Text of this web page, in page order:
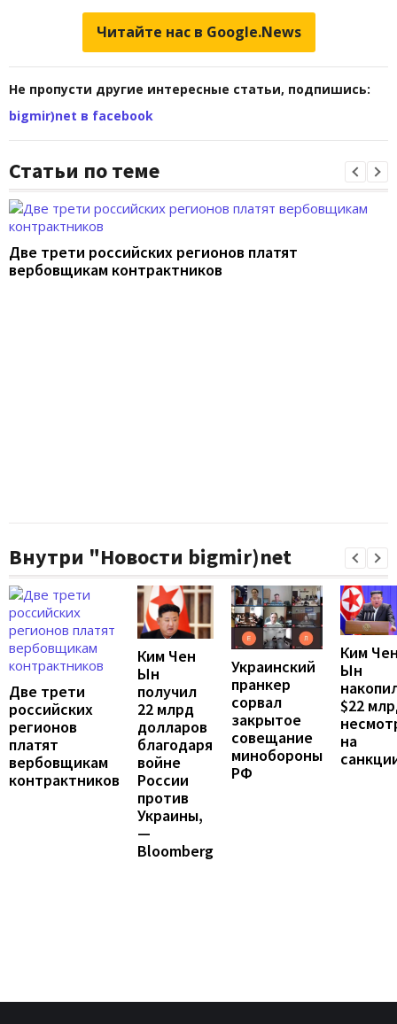
Читайте нас в Google.News
Не пропусти другие интересные статьи, подпишись:
bigmir)net в facebook
Статьи по теме
Две трети российских регионов платят
вербовщикам контрактников
Внутри "Новости bigmir)net
Две трети
российских
регионов
платят
вербовщикам
контрактников
Ким Чен
Ын
получил
22 млрд
долларов
благодаря
войне
России
против
Украины,
—
Bloomberg
Украинский
пранкер
сорвал
закрытое
совещание
минобороны
РФ
Ким
Ын
$22
на